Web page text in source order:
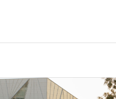
Escolha a